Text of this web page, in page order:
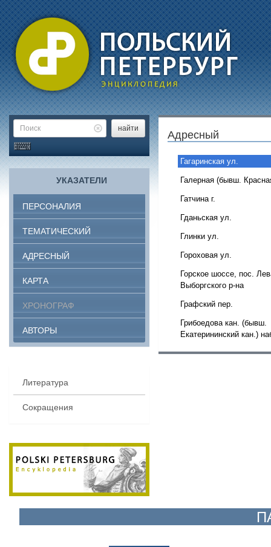
найти
УКАЗАТЕЛИ
ПЕРСОНАЛИЯ
ТЕМАТИЧЕСКИЙ
АДРЕСНЫЙ
КАРТА
ХРОНОГРАФ
АВТОРЫ
Литература
Сокращения
Адресный
Гагаринская ул.
Галерная (бывш.
Гатчина г.
Гданьская ул.
Глинки ул.
Гороховая ул.
Горское шоссе, пос.
Выборгского р-на
Графский пер.
Грибоедова кан. (бывш.
Екатерининский кан.)